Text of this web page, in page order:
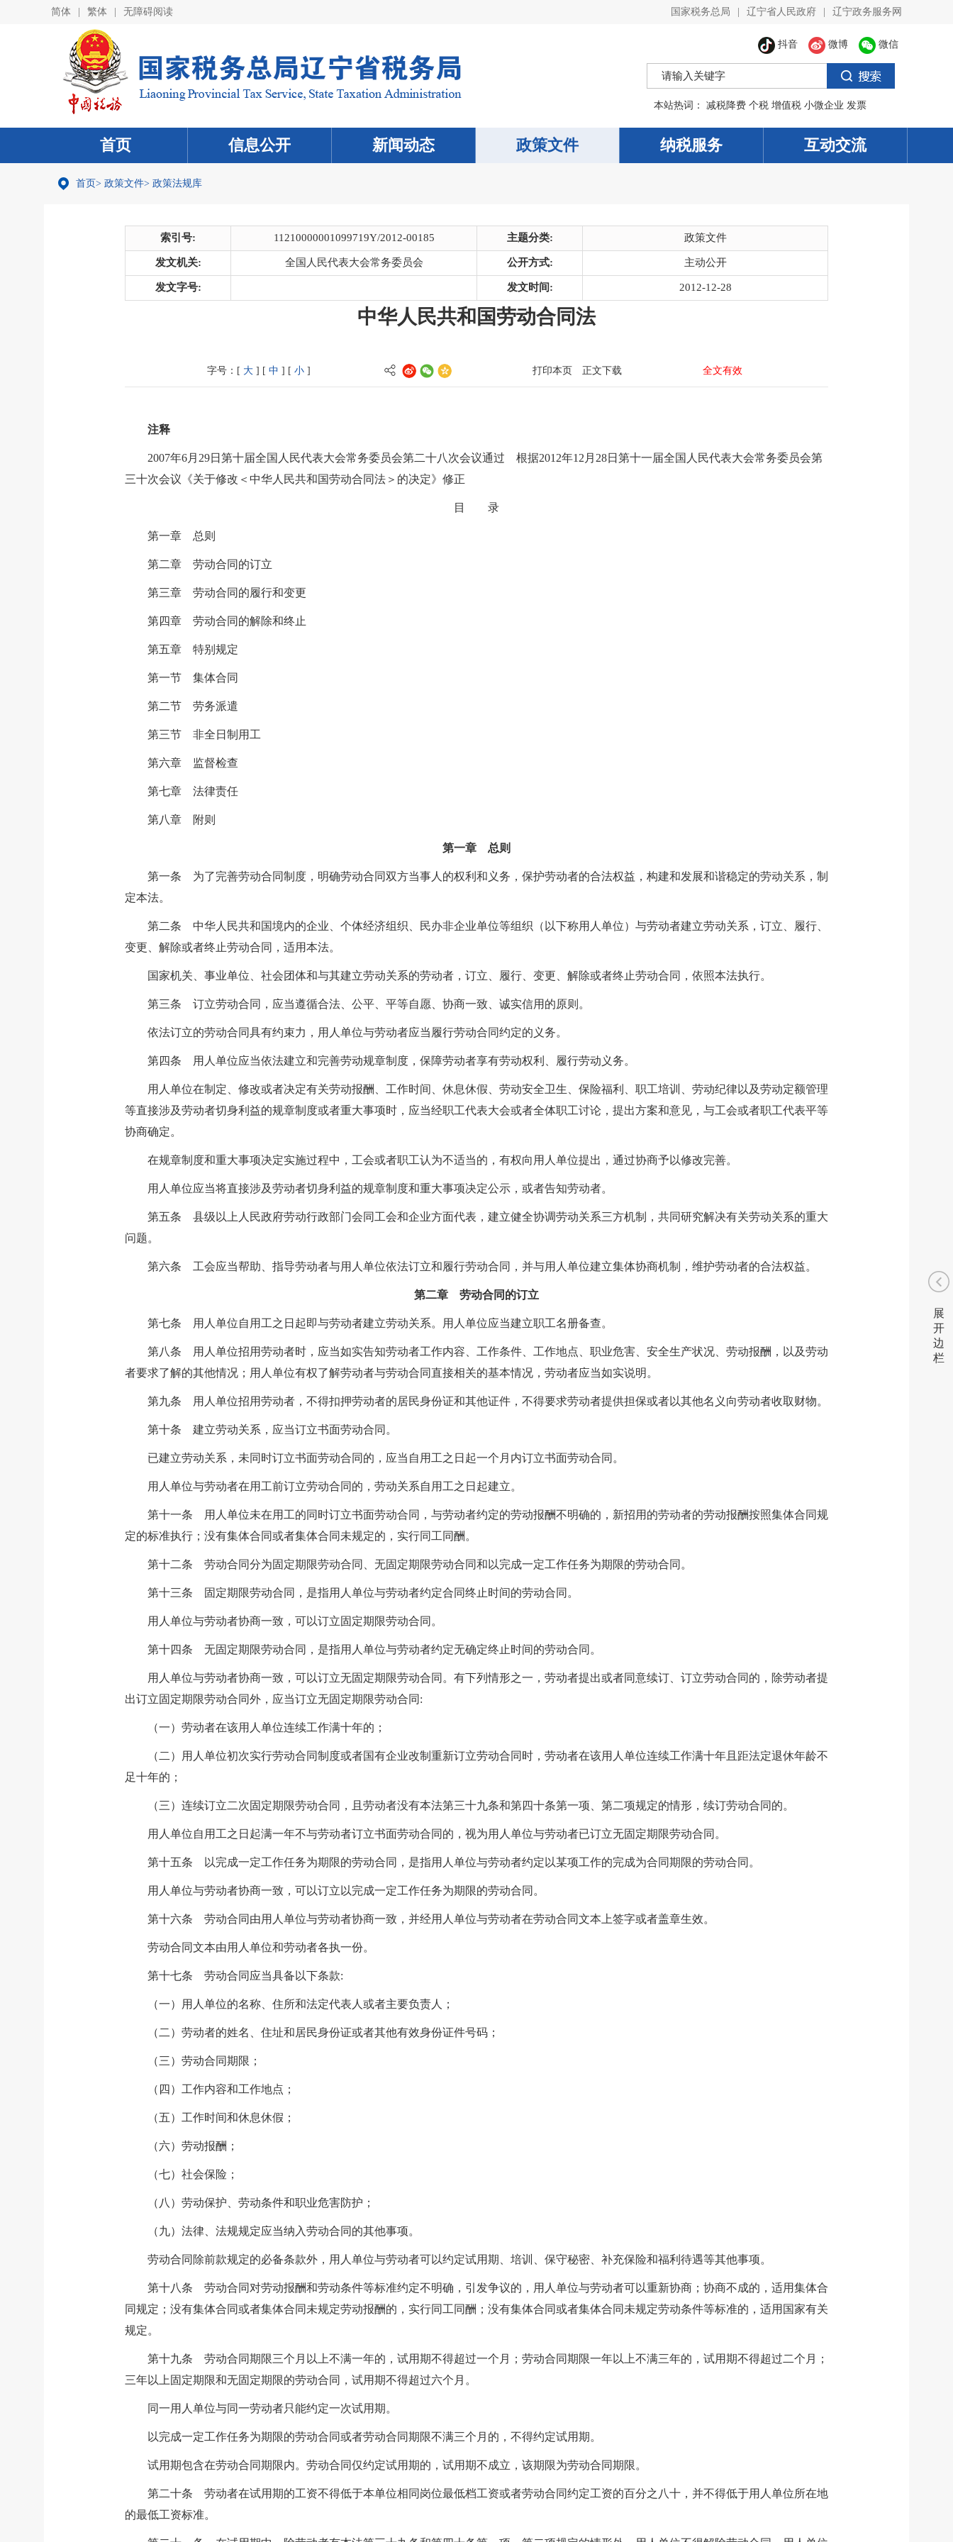
简体 繁体 无障碍阅读 国家税务总局 辽宁省人民政府 辽宁政务服务网
抖音 微博 微信
本站热词： 减税降费 个税 增值税 小微企业 发票
首页 信息公开 新闻动态 政策文件 纳税服务 互动交流
首页> 政策文件> 政策法规库
索引号: 11210000001099719Y/2012-00185 主题分类: 政策文件
发文机关: 全国人民代表大会常务委员会 公开方式: 主动公开
发文字号: 发文时间: 2012-12-28
中华人民共和国劳动合同法
字号：[ 大 ] [ 中 ] [ 小 ] 打印本页 正文下载 全文有效
注释
2007年6月29日第十届全国人民代表大会常务委员会第二十八次会议通过 根据2012年12月28日第十一届全国人民代表大会常务委员会第
三十次会议《关于修改＜中华人民共和国劳动合同法＞的决定》修正
目 录
第一章 总则
第二章 劳动合同的订立
第三章 劳动合同的履行和变更
第四章 劳动合同的解除和终止
第五章 特别规定
第一节 集体合同
第二节 劳务派遣
第三节 非全日制用工
第六章 监督检查
第七章 法律责任
第八章 附则
第一章 总则
第一条 为了完善劳动合同制度，明确劳动合同双方当事人的权利和义务，保护劳动者的合法权益，构建和发展和谐稳定的劳动关系，制
定本法。
第二条 中华人民共和国境内的企业、个体经济组织、民办非企业单位等组织（以下称用人单位）与劳动者建立劳动关系，订立、履行、
变更、解除或者终止劳动合同，适用本法。
国家机关、事业单位、社会团体和与其建立劳动关系的劳动者，订立、履行、变更、解除或者终止劳动合同，依照本法执行。
第三条 订立劳动合同，应当遵循合法、公平、平等自愿、协商一致、诚实信用的原则。
依法订立的劳动合同具有约束力，用人单位与劳动者应当履行劳动合同约定的义务。
第四条 用人单位应当依法建立和完善劳动规章制度，保障劳动者享有劳动权利、履行劳动义务。
用人单位在制定、修改或者决定有关劳动报酬、工作时间、休息休假、劳动安全卫生、保险福利、职工培训、劳动纪律以及劳动定额管理
等直接涉及劳动者切身利益的规章制度或者重大事项时，应当经职工代表大会或者全体职工讨论，提出方案和意见，与工会或者职工代表平等
协商确定。
在规章制度和重大事项决定实施过程中，工会或者职工认为不适当的，有权向用人单位提出，通过协商予以修改完善。
用人单位应当将直接涉及劳动者切身利益的规章制度和重大事项决定公示，或者告知劳动者。
第五条 县级以上人民政府劳动行政部门会同工会和企业方面代表，建立健全协调劳动关系三方机制，共同研究解决有关劳动关系的重大
问题。
第六条 工会应当帮助、指导劳动者与用人单位依法订立和履行劳动合同，并与用人单位建立集体协商机制，维护劳动者的合法权益。
第二章 劳动合同的订立
第七条 用人单位自用工之日起即与劳动者建立劳动关系。用人单位应当建立职工名册备查。
第八条 用人单位招用劳动者时，应当如实告知劳动者工作内容、工作条件、工作地点、职业危害、安全生产状况、劳动报酬，以及劳动
者要求了解的其他情况；用人单位有权了解劳动者与劳动合同直接相关的基本情况，劳动者应当如实说明。
第九条 用人单位招用劳动者，不得扣押劳动者的居民身份证和其他证件，不得要求劳动者提供担保或者以其他名义向劳动者收取财物。
第十条 建立劳动关系，应当订立书面劳动合同。
已建立劳动关系，未同时订立书面劳动合同的，应当自用工之日起一个月内订立书面劳动合同。
用人单位与劳动者在用工前订立劳动合同的，劳动关系自用工之日起建立。
第十一条 用人单位未在用工的同时订立书面劳动合同，与劳动者约定的劳动报酬不明确的，新招用的劳动者的劳动报酬按照集体合同规
定的标准执行；没有集体合同或者集体合同未规定的，实行同工同酬。
第十二条 劳动合同分为固定期限劳动合同、无固定期限劳动合同和以完成一定工作任务为期限的劳动合同。
第十三条 固定期限劳动合同，是指用人单位与劳动者约定合同终止时间的劳动合同。
用人单位与劳动者协商一致，可以订立固定期限劳动合同。
第十四条 无固定期限劳动合同，是指用人单位与劳动者约定无确定终止时间的劳动合同。
用人单位与劳动者协商一致，可以订立无固定期限劳动合同。有下列情形之一，劳动者提出或者同意续订、订立劳动合同的，除劳动者提
出订立固定期限劳动合同外，应当订立无固定期限劳动合同:
（一）劳动者在该用人单位连续工作满十年的；
（二）用人单位初次实行劳动合同制度或者国有企业改制重新订立劳动合同时，劳动者在该用人单位连续工作满十年且距法定退休年龄不
足十年的；
（三）连续订立二次固定期限劳动合同，且劳动者没有本法第三十九条和第四十条第一项、第二项规定的情形，续订劳动合同的。
用人单位自用工之日起满一年不与劳动者订立书面劳动合同的，视为用人单位与劳动者已订立无固定期限劳动合同。
第十五条 以完成一定工作任务为期限的劳动合同，是指用人单位与劳动者约定以某项工作的完成为合同期限的劳动合同。
用人单位与劳动者协商一致，可以订立以完成一定工作任务为期限的劳动合同。
第十六条 劳动合同由用人单位与劳动者协商一致，并经用人单位与劳动者在劳动合同文本上签字或者盖章生效。
劳动合同文本由用人单位和劳动者各执一份。
第十七条 劳动合同应当具备以下条款:
（一）用人单位的名称、住所和法定代表人或者主要负责人；
（二）劳动者的姓名、住址和居民身份证或者其他有效身份证件号码；
（三）劳动合同期限；
（四）工作内容和工作地点；
（五）工作时间和休息休假；
（六）劳动报酬；
（七）社会保险；
（八）劳动保护、劳动条件和职业危害防护；
（九）法律、法规规定应当纳入劳动合同的其他事项。
劳动合同除前款规定的必备条款外，用人单位与劳动者可以约定试用期、培训、保守秘密、补充保险和福利待遇等其他事项。
第十八条 劳动合同对劳动报酬和劳动条件等标准约定不明确，引发争议的，用人单位与劳动者可以重新协商；协商不成的，适用集体合
同规定；没有集体合同或者集体合同未规定劳动报酬的，实行同工同酬；没有集体合同或者集体合同未规定劳动条件等标准的，适用国家有关
规定。
第十九条 劳动合同期限三个月以上不满一年的，试用期不得超过一个月；劳动合同期限一年以上不满三年的，试用期不得超过二个月；
三年以上固定期限和无固定期限的劳动合同，试用期不得超过六个月。
同一用人单位与同一劳动者只能约定一次试用期。
以完成一定工作任务为期限的劳动合同或者劳动合同期限不满三个月的，不得约定试用期。
试用期包含在劳动合同期限内。劳动合同仅约定试用期的，试用期不成立，该期限为劳动合同期限。
第二十条 劳动者在试用期的工资不得低于本单位相同岗位最低档工资或者劳动合同约定工资的百分之八十，并不得低于用人单位所在地
的最低工资标准。
展
开
边
栏